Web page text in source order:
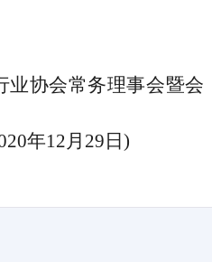
业协会常务理事会暨会
月29日)